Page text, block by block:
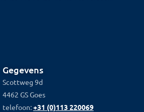
Gegevens
Scottweg 9d
4462 GS Goes
telefoon:+31 (0)113 220069